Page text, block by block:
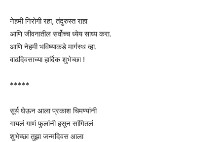
नेहमी निरोगी रहा, तंदुरुस्त राहा
आणि जीवनातील सर्वोच्च ध्येय साध्य करा.
आणि नेहमी भविष्याकडे मार्गस्थ व्हा.
वाढदिवसाच्या हार्दिक शुभेच्छा !
*****
सूर्य घेऊन आला प्रकाश चिमण्यांनी
गायलं गाणं फुलांनी हसून सांगितलं
शुभेच्छा तुझा जन्मदिवस आला